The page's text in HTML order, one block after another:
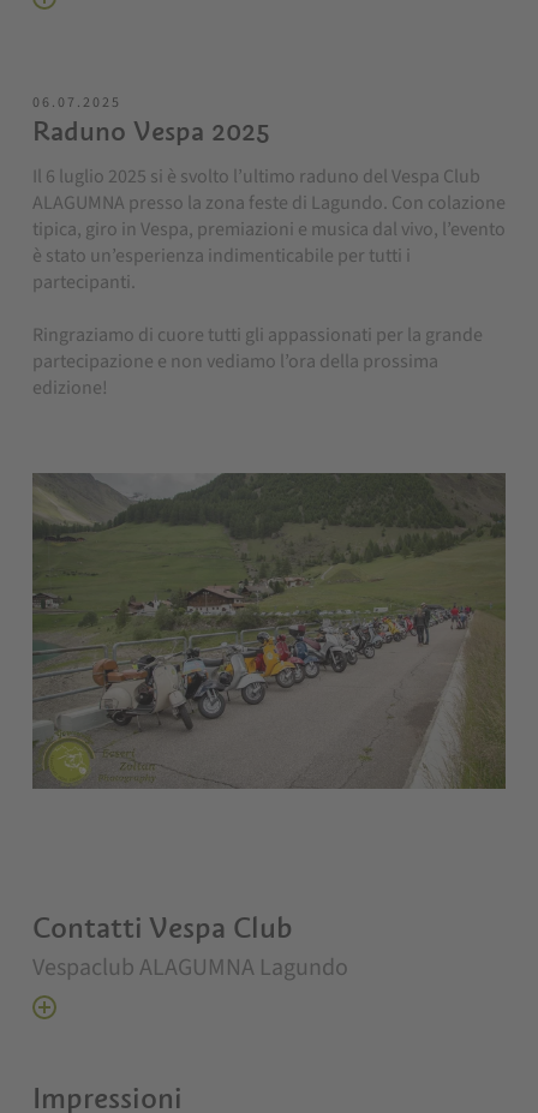
06.07.2025
Raduno Vespa 2025
Il 6 luglio 2025 si è svolto l’ultimo raduno del Vespa Club
ALAGUMNA presso la zona feste di Lagundo. Con colazione
tipica, giro in Vespa, premiazioni e musica dal vivo, l’evento
è stato un’esperienza indimenticabile per tutti i
partecipanti.
Ringraziamo di cuore tutti gli appassionati per la grande
partecipazione e non vediamo l’ora della prossima
edizione!
Contatti Vespa Club
Vespaclub ALAGUMNA Lagundo
Impressioni